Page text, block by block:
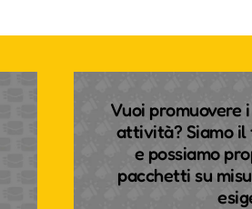
Vuoi promuovere
attività? Siamo
e possiamo
pacchetti su